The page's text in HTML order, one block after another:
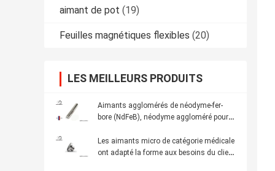
aimant de pot (19)
Feuilles magnétiques flexibles (20)
LES MEILLEURS PRODUITS
Aimants agglomérés de néodyme-fer-
bore (NdFeB), néodyme aggloméré pour le
de Ndfeb
Les aimants micro de catégorie médicale
ont adapté la forme aux besoins du client